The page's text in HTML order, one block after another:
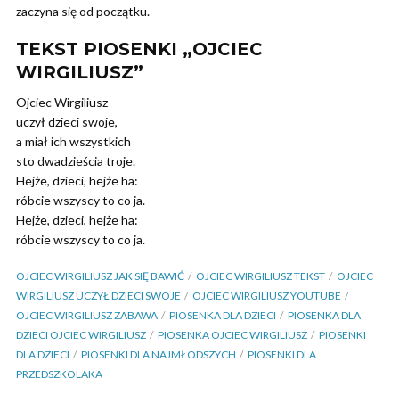
zaczyna się od początku.
TEKST PIOSENKI „OJCIEC
WIRGILIUSZ”
Ojciec Wirgiliusz
uczył dzieci swoje,
a miał ich wszystkich
sto dwadzieścia troje.
Hejże, dzieci, hejże ha:
róbcie wszyscy to co ja.
Hejże, dzieci, hejże ha:
róbcie wszyscy to co ja.
OJCIEC WIRGILIUSZ JAK SIĘ BAWIĆ OJCIEC WIRGILIUSZ TEKST
OJCIEC
WIRGILIUSZ UCZYŁ DZIECI SWOJE
OJCIEC WIRGILIUSZ YOUTUBE
OJCIEC WIRGILIUSZ ZABAWA
PIOSENKA DLA DZIECI
PIOSENKA DLA
DZIECI OJCIEC WIRGILIUSZ
PIOSENKA OJCIEC WIRGILIUSZ
PIOSENKI
DLA DZIECI
PIOSENKI DLA NAJMŁODSZYCH
PIOSENKI DLA
PRZEDSZKOLAKA